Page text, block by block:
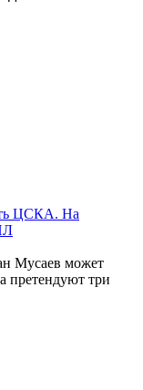
Мусаев может
три